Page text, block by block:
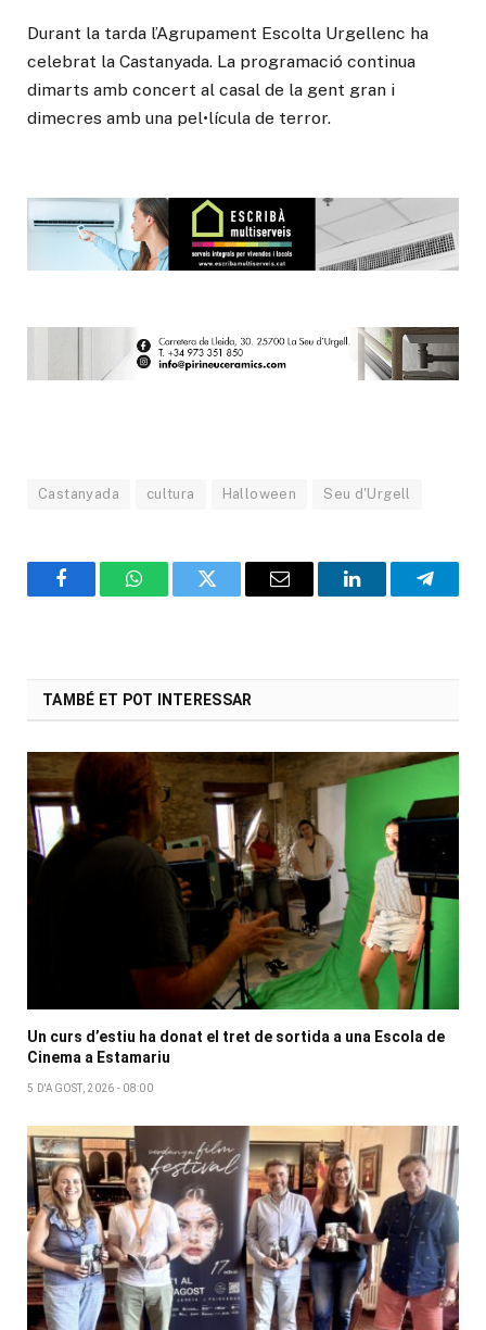
Durant la tarda l’Agrupament Escolta Urgellenc ha
celebrat la Castanyada. La programació continua
dimarts amb concert al casal de la gent gran i
dimecres amb una pel•lícula de terror.
Castanyada cultura Halloween Seu d'Urgell
FacebookWhatsAppTwitter Email LinkedIn
TAMBÉ ET POT INTERESSAR
Un curs d’estiu ha donat el tret de sortida a una Escola de
Cinema a Estamariu
5 D'AGOST, 2026 - 08:00